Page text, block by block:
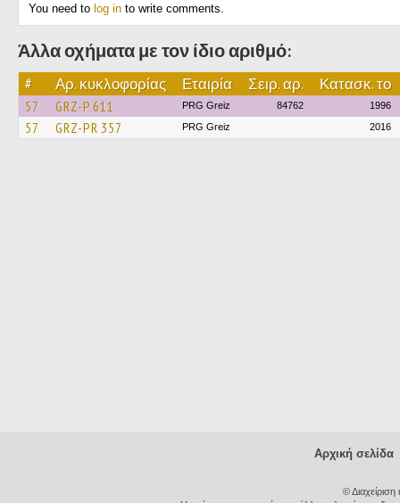
You need to log in to write comments.
Άλλα οχήματα με τον ίδιο αριθμό:
# Αρ. κυκλοφορίας Εταιρία Σειρ. αρ. Κατασκ. το
57 GRZ-P 611 PRG Greiz 84762 1996
57 GRZ-PR 357 PRG Greiz 2016
Αρχική σελίδα
©